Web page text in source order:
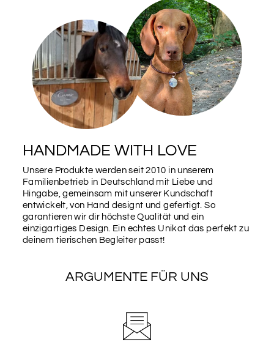
HANDMADE WITH LOVE
Unsere Produkte werden seit 2010 in unserem
Familienbetrieb in Deutschland mit Liebe und
Hingabe, gemeinsam mit unserer Kundschaft
entwickelt, von Hand designt und gefertigt. So
garantieren wir dir höchste Qualität und ein
einzigartiges Design. Ein echtes Unikat das perfekt zu
deinem tierischen Begleiter passt!
ARGUMENTE FÜR UNS